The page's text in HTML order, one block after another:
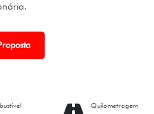
Quilometragem